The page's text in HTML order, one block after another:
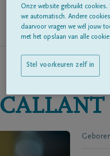
CALLANT
Onze website gebruikt
we automatisch. Andere
daarvoor vragen we wél jouw
met het opslaan van alle
Stel voorkeuren zelf in